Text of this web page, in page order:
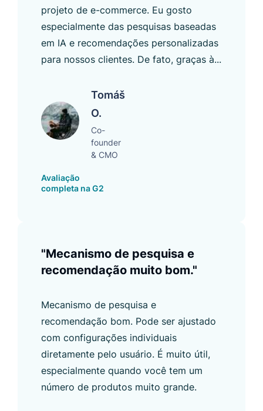
projeto de e-commerce. Eu gosto
especialmente das pesquisas baseadas
em IA e recomendações personalizadas
para nossos clientes. De fato, graças à...
Tomáš
O.
Co-
founder
& CMO
Avaliação
completa na G2
"Mecanismo de pesquisa e
recomendação muito bom."
Mecanismo de pesquisa e
recomendação bom. Pode ser ajustado
com configurações individuais
diretamente pelo usuário. É muito útil,
especialmente quando você tem um
número de produtos muito grande.